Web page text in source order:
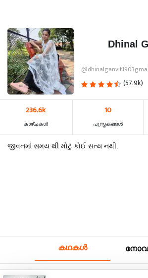
Dhinal
(57.9k)
236.6k
കാഴ്‌ചകൾ
10
പുസ്തകങ്ങൾ
જીવનમાં સમય થી મોટું કોઈ સત્ય નથી.
കഥകൾ